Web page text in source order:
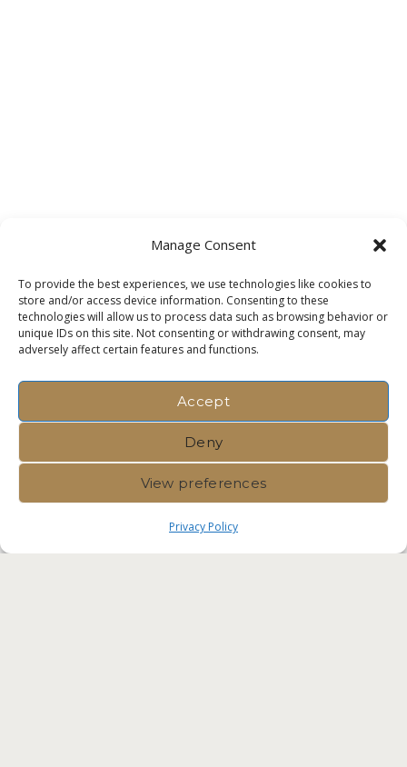
Manage Consent
To provide the best experiences, we use technologies like cookies to
store and/or access device information. Consenting to these
technologies will allow us to process data such as browsing behavior or
unique IDs on this site. Not consenting or withdrawing consent, may
adversely affect certain features and functions.
Accept
Deny
View preferences
Privacy Policy